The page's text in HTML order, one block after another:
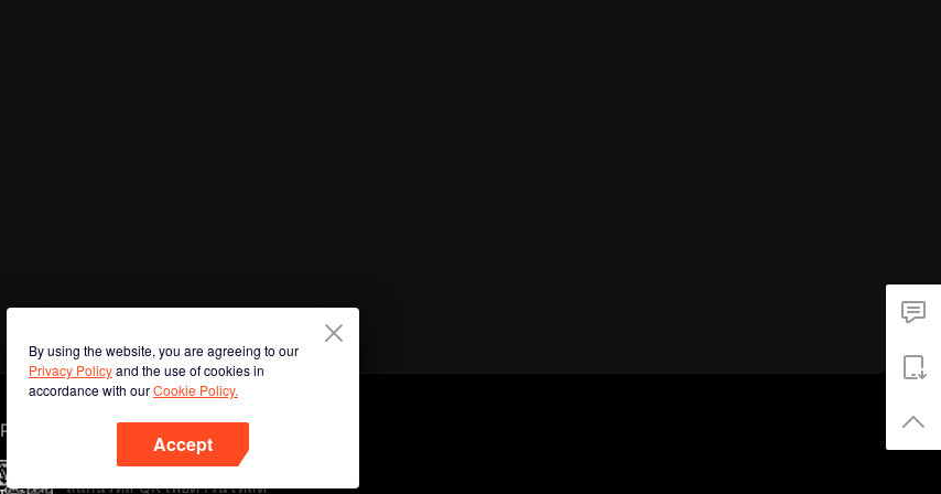
By using the website, you are agreeing to our
Privacy Policyand the use of cookies in
accordance with ourCookie Policy.
Accept
Phone
สแกนรหัส QR เพื่อดาวน์โหลด